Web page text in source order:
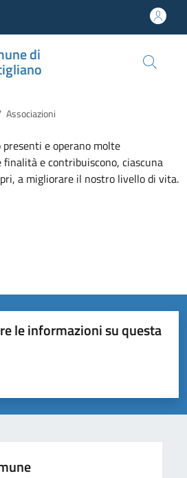
di
Associazioni
e operano molte
finalità e contribuiscono, ciascuna
a migliorare il nostro livello di vita.
le informazioni su questa
stelle su 5
su 5
su 5